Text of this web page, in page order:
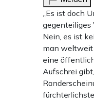
„Es ist doch
gegenteiliges
Nein, es ist
man weltweit
eine
Aufschrei